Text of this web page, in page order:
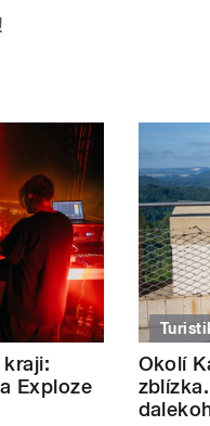
Exploze
Okolí